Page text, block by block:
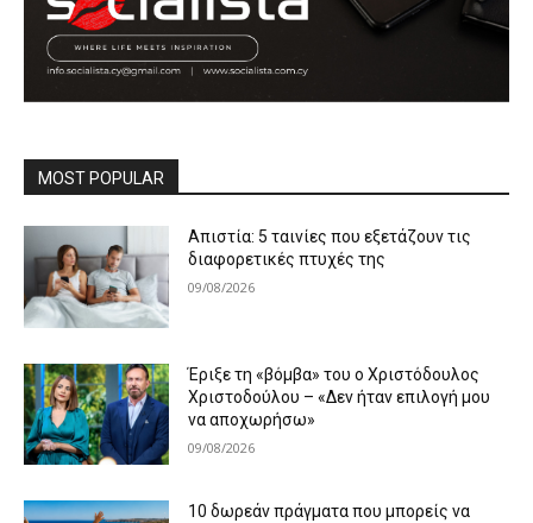
MOST POPULAR
Απιστία: 5 ταινίες που εξετάζουν τις
διαφορετικές πτυχές της
09/08/2026
Έριξε τη «βόμβα» του ο Χριστόδουλος
Χριστοδούλου – «Δεν ήταν επιλογή μου
να αποχωρήσω»
09/08/2026
10 δωρεάν πράγματα που μπορείς να